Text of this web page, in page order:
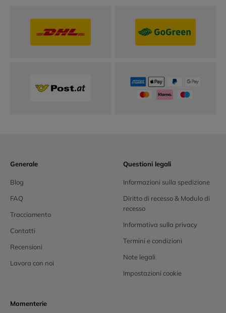
Generale
Blog
FAQ
Tracciamento
Contatti
Recensioni
Lavora con noi
Questioni legali
Informazioni sulla spedizione
Diritto di recesso & Modulo di
recesso
Informativa sulla privacy
Termini e condizioni
Note legali
Impostazioni cookie
Momenterie